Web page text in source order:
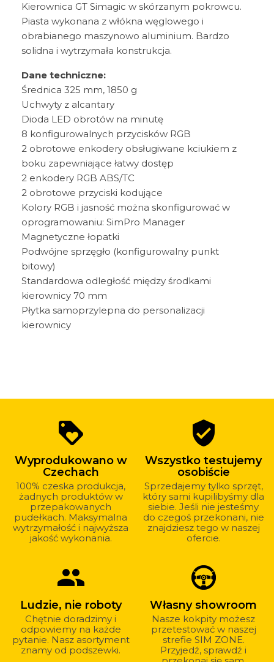
Kierownica GT Simagic w skórzanym pokrowcu.
Piasta wykonana z włókna węglowego i
obrabianego maszynowo aluminium. Bardzo
solidna i wytrzymała konstrukcja.
Dane techniczne:
Średnica 325 mm, 1850 g
Uchwyty z alcantary
Dioda LED obrotów na minutę
8 konfigurowalnych przycisków RGB
2 obrotowe enkodery obsługiwane kciukiem z
boku zapewniające łatwy dostęp
2 enkodery RGB ABS/TC
2 obrotowe przyciski kodujące
Kolory RGB i jasność można skonfigurować w
oprogramowaniu: SimPro Manager
Magnetyczne łopatki
Podwójne sprzęgło (konfigurowalny punkt
bitowy)
Standardowa odległość między środkami
kierownicy 70 mm
Płytka samoprzylepna do personalizacji
kierownicy
Dlaczego
u
loyalty
Wyprodukowano w
Czechach
100% czeska produkcja,
żadnych produktów w
przepakowanych
pudełkach. Maksymalna
wytrzymałość i najwyższa
jakość wykonania.
verified_user
Wszystko testujemy
osobiście
Sprzedajemy tylko sprzęt,
który sami kupilibyśmy dla
siebie. Jeśli nie jesteśmy
do czegoś przekonani, nie
znajdziesz tego w naszej
ofercie.
group
Ludzie, nie roboty
Chętnie doradzimy i
odpowiemy na każde
pytanie. Nasz asortyment
znamy od podszewki.
Własny showroom
Nasze kokpity możesz
przetestować w naszej
strefie SIM ZONE.
Przyjedź, sprawdź i